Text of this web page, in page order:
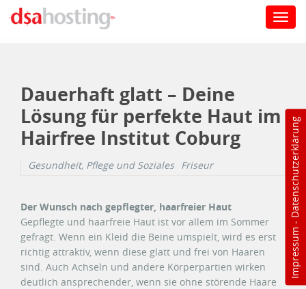
Impressum
-
Datenschutzerklärung
Dauerhaft glatt – Deine
Lösung für perfekte Haut im
Hairfree Institut Coburg
Gesundheit, Pflege und Soziales Friseur
Der Wunsch nach gepflegter, haarfreier Haut
Gepflegte und haarfreie Haut ist vor allem im Sommer
gefragt. Wenn ein Kleid die Beine umspielt, wird es erst
richtig attraktiv, wenn diese glatt und frei von Haaren
sind. Auch Achseln und andere Körperpartien wirken
deutlich ansprechender, wenn sie ohne störende Haare